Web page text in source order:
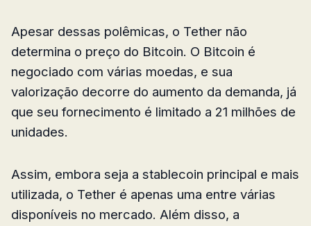
Apesar dessas polêmicas, o Tether não
determina o preço do Bitcoin. O Bitcoin é
negociado com várias moedas, e sua
valorização decorre do aumento da demanda, já
que seu fornecimento é limitado a 21 milhões de
unidades.
Assim, embora seja a stablecoin principal e mais
utilizada, o Tether é apenas uma entre várias
disponíveis no mercado. Além disso, a